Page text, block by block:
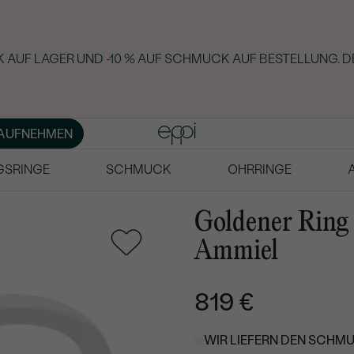
LAGER UND -10 % AUF SCHMUCK AUF BESTELLUNG.
SCHMUCK OHRRINGE
Goldener
Ammiel
819 €
WIR LIEFERN DEN